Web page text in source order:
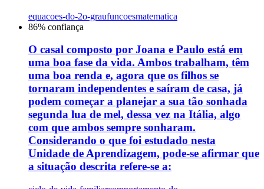
equacoes-do-2o-graufuncoesmatematica
86% confiança
O casal composto por Joana e Paulo está em
uma boa fase da vida. Ambos trabalham, têm
uma boa renda e, agora que os filhos se
tornaram independentes e saíram de casa, já
podem começar a planejar a sua tão sonhada
segunda lua de mel, dessa vez na Itália, algo
com que ambos sempre sonharam.
Considerando o que foi estudado nesta
Unidade de Aprendizagem, pode-se afirmar que
a situação descrita refere-se a: